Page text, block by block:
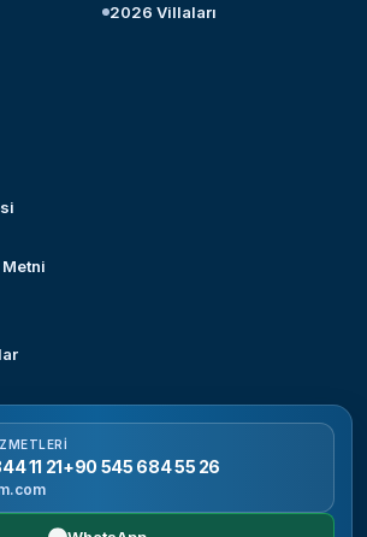
2026 Villaları
11 21+90 545 684 55 26